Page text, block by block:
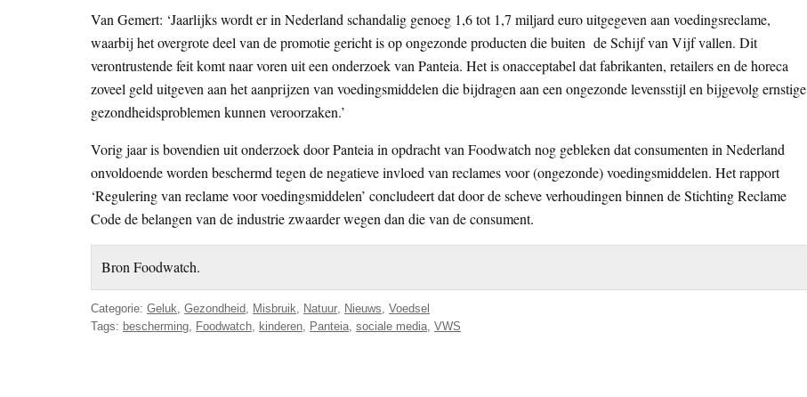
Van Gemert: ‘Jaarlijks wordt er in Nederland schandalig genoeg 1,6 tot 1,7 miljard euro uitgegeven aan voedingsreclame,
waarbij het overgrote deel van de promotie gericht is op ongezonde producten die buiten de Schijf van Vijf vallen. Dit
verontrustende feit komt naar voren uit een onderzoek van Panteia. Het is onacceptabel dat fabrikanten, retailers en de horeca
zoveel geld uitgeven aan het aanprijzen van voedingsmiddelen die bijdragen aan een ongezonde levensstijl en bijgevolg ernstige
gezondheidsproblemen kunnen veroorzaken.’
Vorig jaar is bovendien uit onderzoek door Panteia in opdracht van Foodwatch nog gebleken dat consumenten in Nederland
onvoldoende worden beschermd tegen de negatieve invloed van reclames voor (ongezonde) voedingsmiddelen. Het rapport
‘Regulering van reclame voor voedingsmiddelen’ concludeert dat door de scheve verhoudingen binnen de Stichting Reclame
Code de belangen van de industrie zwaarder wegen dan die van de consument.
Bron Foodwatch.
Categorie: Geluk Gezondheid Misbruik Natuur Nieuws Voedsel
Tags: bescherming Foodwatch kinderen Panteia sociale media VWS